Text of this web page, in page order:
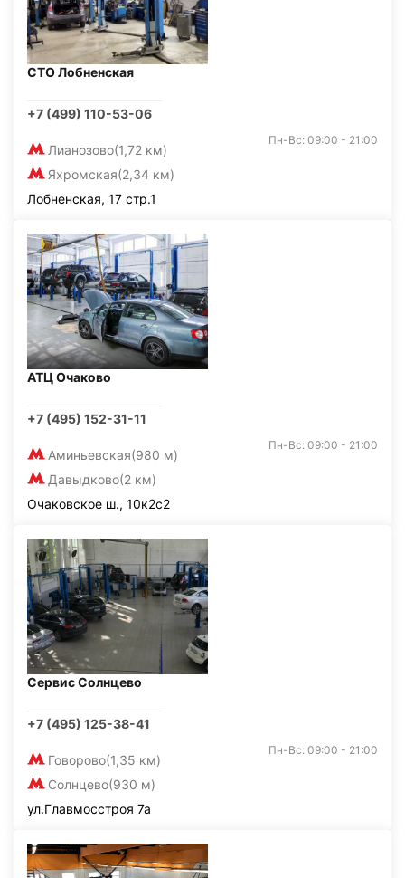
СТО Лобненская
+7 (499) 110-53-06
Лианозово(1,72 км)
Яхромская(2,34 км)
Пн-Вс: 09:00 - 21:00
Лобненская, 17 стр.1
АТЦ Очаково
+7 (495) 152-31-11
Аминьевская(980 м)
Давыдково(2 км)
Пн-Вс: 09:00 - 21:00
Очаковское ш., 10к2с2
Сервис Солнцево
+7 (495) 125-38-41
Говорово(1,35 км)
Солнцево(930 м)
Пн-Вс: 09:00 - 21:00
ул.Главмосстроя 7а